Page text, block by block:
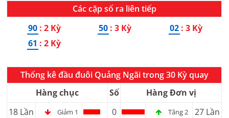
Các cặp số ra liên tiếp
90 : 2 Kỳ 50 : 3 Kỳ 02 : 3 Kỳ
61 : 2 Kỳ
Thống kê đầu đuôi Quảng Ngãi trong 30 Kỳ quay
Hàng chục
Số
Hàng Đơn vị
18 Lần
Giảm 1 0 Tăng 2
27 Lần